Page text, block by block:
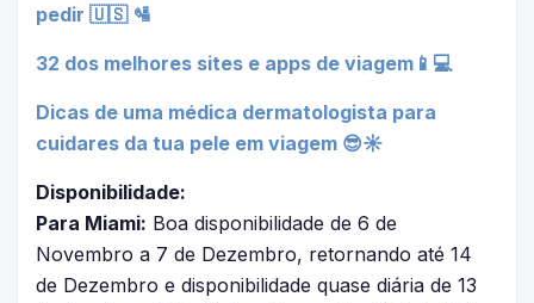
pedir 🇺🇸 🛂
32 dos melhores sites e apps de viagem📱💻
Dicas de uma médica dermatologista para
cuidares da tua pele em viagem 😎☀
Disponibilidade:
Para Miami: Boa disponibilidade de 6 de
Novembro a 7 de Dezembro, retornando até 14
de Dezembro e disponibilidade quase diária de 13